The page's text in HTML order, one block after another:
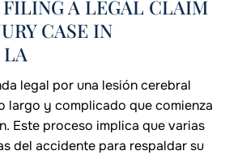
FILING A LEGAL CLAIM
CASE IN
legal por una lesión cerebral
largo y complicado que comienza
Este proceso implica que varias
del accidente para respaldar su